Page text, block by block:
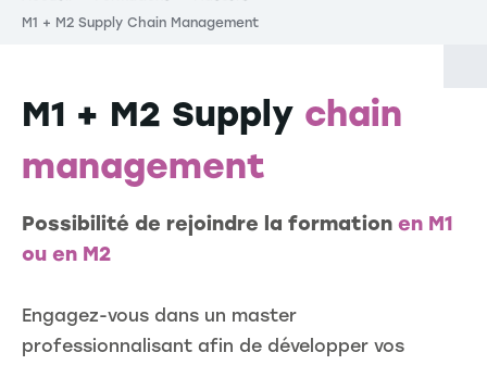
M1 + M2 Supply Chain Management
M1 + M2 Supply chain
management
Possibilité de rejoindre la formation en M1
ou en M2
Engagez-vous dans un master
professionnalisant afin de développer vos